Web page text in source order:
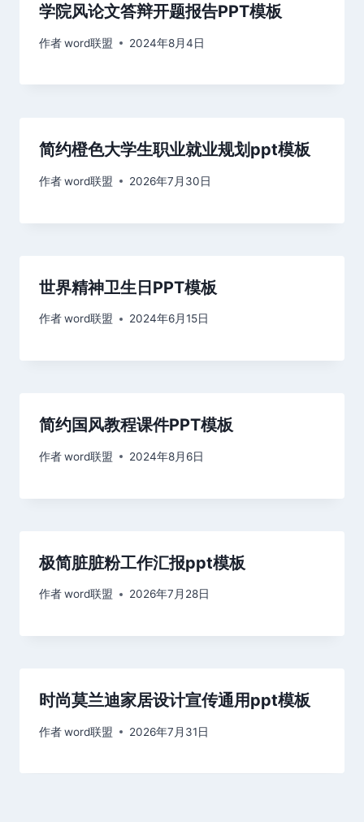
学院风论文答辩开题报告PPT模板
作者word联盟 2024年8月4日
简约橙色大学生职业就业规划ppt模板
作者word联盟 2026年7月30日
世界精神卫生日PPT模板
作者word联盟 2024年6月15日
简约国风教程课件PPT模板
作者word联盟 2024年8月6日
极简脏脏粉工作汇报ppt模板
作者word联盟 2026年7月28日
时尚莫兰迪家居设计宣传通用ppt模板
作者word联盟 2026年7月31日